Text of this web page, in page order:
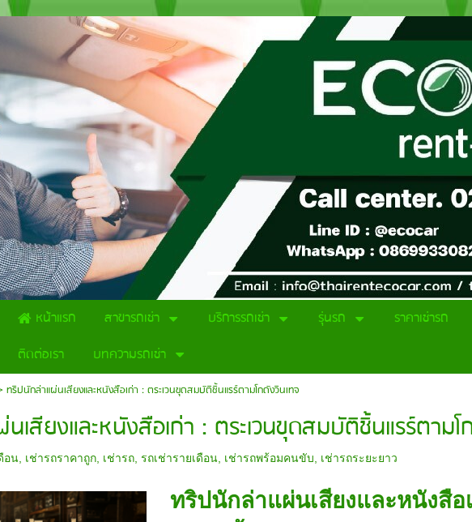
หน้าแรก สาขารถเช่า บริการรถเช่า รุ่นรถ ราคาเช่ารถ
ติดต่อเรา
บทความรถเช่า
ทริปนักล่าแผ่นเสียงและหนังสือเก่า : ตระเวนขุดสมบัติชิ้นแรร์ตามโกดังวินเทจ
เสียงและหนังสือเก่า : ตระเวนขุดสมบัติชิ้นแรร์ตามโ
อน เช่ารถราคาถูก เช่ารถ รถเช่ารายเดือน เช่ารถพร้อมคนขับ เช่ารถระยะยาว
ทริปนักล่าแผ่นเสียงและหนังสือ